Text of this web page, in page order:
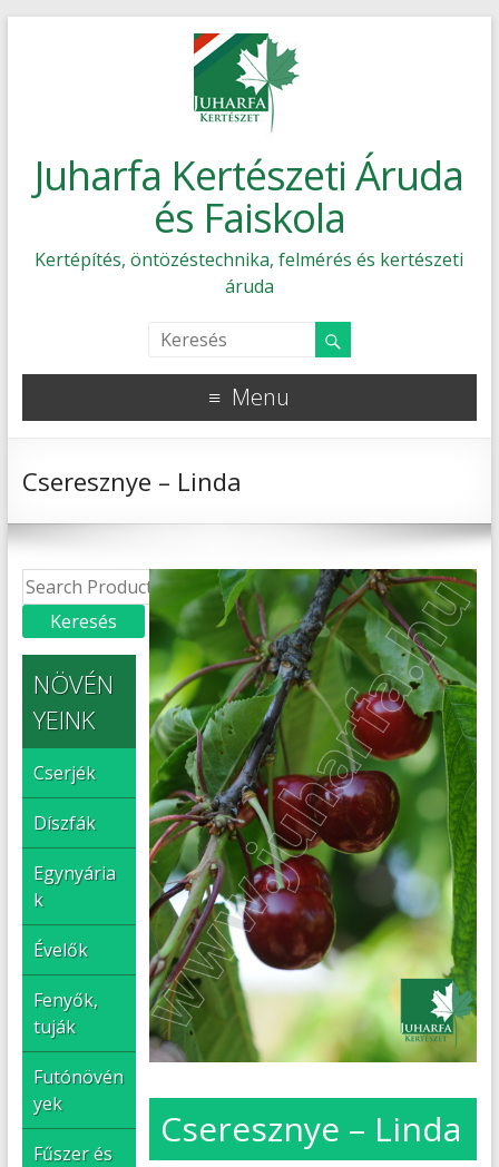
Juharfa Kertészeti Áruda
és Faiskola
Kertépítés, öntözéstechnika, felmérés és kertészeti
áruda
Menu
Cseresznye – Linda
Cseresznye – Linda
NÖVÉN
YEINK
Cserjék
Díszfák
Egynyária
k
Évelők
Fenyők,
tuják
Futónövén
yek
Fűszer és